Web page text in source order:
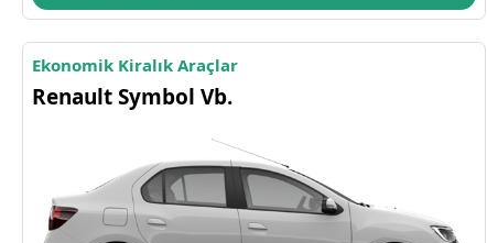
Ekonomik Kiralık Araçlar
Renault Symbol Vb.